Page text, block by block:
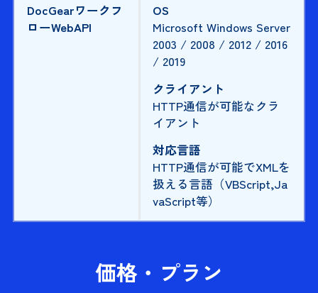
DocGearワークフ
ローWebAPI
OS
Microsoft Windows Server
2003 / 2008 / 2012 / 2016
/ 2019
クライアント
HTTP通信が可能なクラ
イアント
対応言語
HTTP通信が可能でXMLを
扱える言語（VBScript,Ja
vaScript等）
価格・プラン